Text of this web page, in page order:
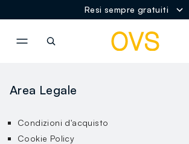
Resi sempre gratuiti
Area Legale
Condizioni d'acquisto
Cookie Policy